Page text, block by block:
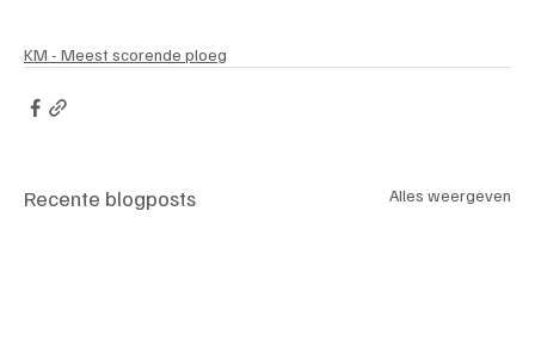
KM - Meest scorende ploeg
Recente blogposts Alles weergeven